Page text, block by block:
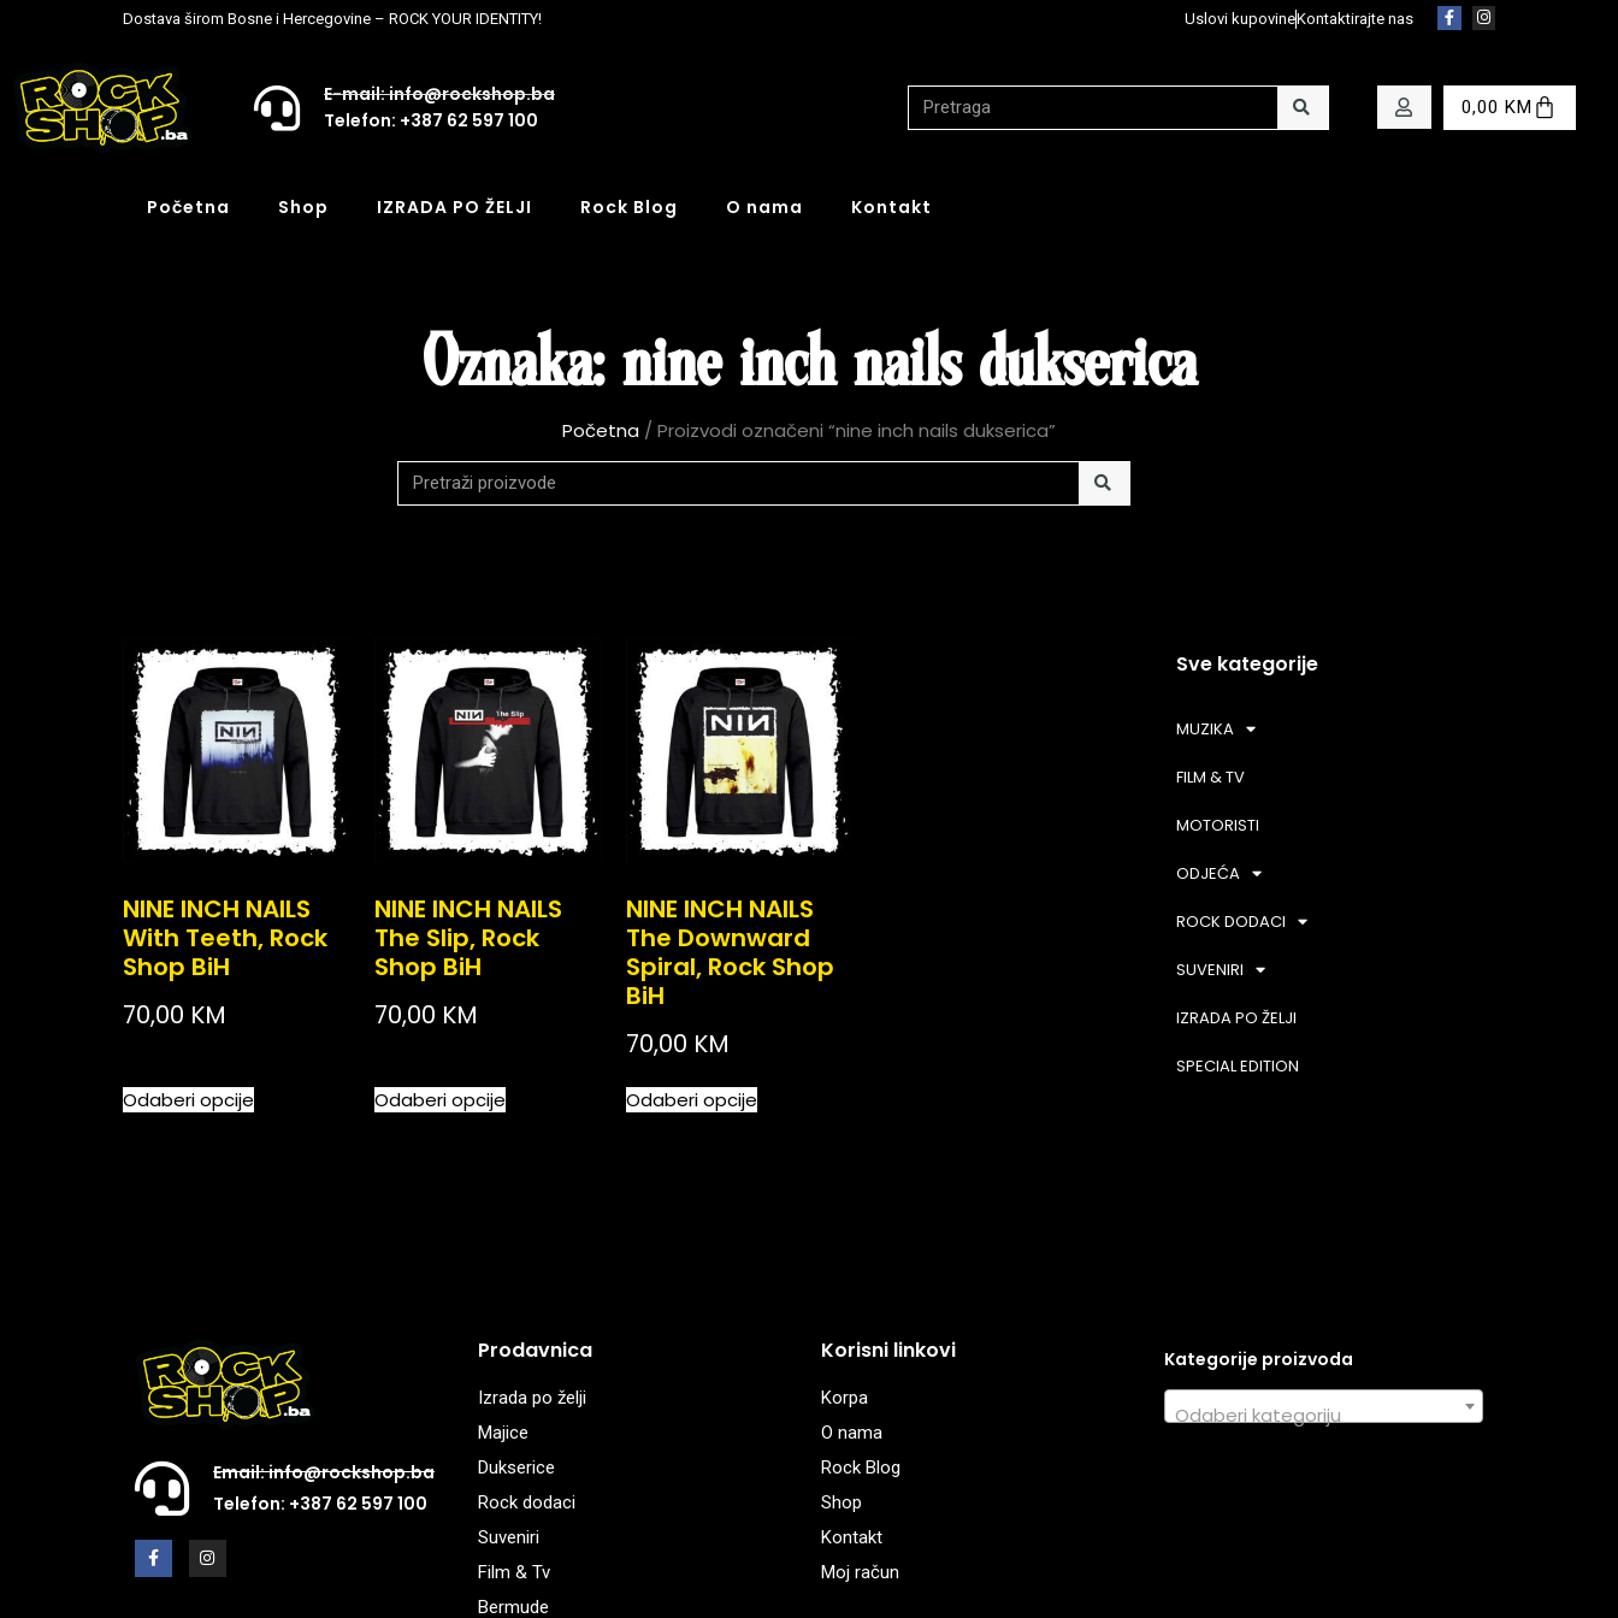
Dostava širom Bosne i Hercegovine – ROCK YOUR IDENTITY! Uslovi kupovineKontaktirajte nas
E-mail: info@rockshop.ba
Telefon: +387 62 597 100
0,00 KM
Početna Shop IZRADA PO ŽELJI Rock Blog O nama Kontakt
Oznaka: nine inch nails dukserica
Početna / Proizvodi označeni “nine inch nails dukserica”
NINE INCH NAILS
With Teeth, Rock
Shop BiH
70,00 KM
Odaberi opcije
NINE INCH NAILS
The Slip, Rock
Shop BiH
70,00 KM
Odaberi opcije
NINE INCH NAILS
The Downward
Spiral, Rock Shop
BiH
70,00 KM
Odaberi opcije
Sve kategorije
MUZIKA
FILM & TV
MOTORISTI
ODJEĆA
ROCK DODACI
SUVENIRI
IZRADA PO ŽELJI
SPECIAL EDITION
Email: info@rockshop.ba
Telefon: +387 62 597 100
Prodavnica
Izrada po želji
Majice
Dukserice
Rock dodaci
Suveniri
Film & Tv
Bermude
Korisni linkovi
Korpa
O nama
Rock Blog
Shop
Kontakt
Moj račun
Kategorije proizvoda
Odaberi kategoriju